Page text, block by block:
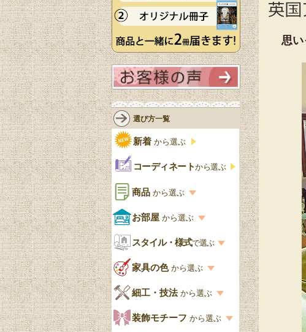
思
選び方一覧
新着 から選ぶ
コーディネートから選ぶ
商品 から選ぶ
商品一覧を見る
収納家具
書棚
デスクおしゃれ
食器棚おしゃれ
お部屋 から選ぶ
お部屋から選ぶ一覧
リビング
キッチン・ダイニング
スタイル・様式で選ぶ
スタイル一覧
英国アンティーク
英国クラシック
家具の色から選ぶ
家具の色一覧
カスタード色
細工・技法 から選ぶ
細工・技法の一覧
装飾モチーフ から選ぶ